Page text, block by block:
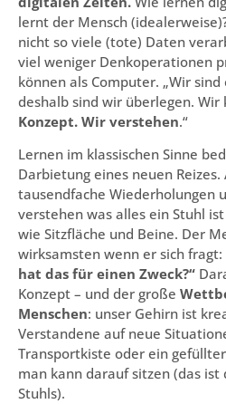
lernt der Mensch
nicht so viele (tote) Daten
viel weniger Denkoperationen
können als Computer. „Wir
deshalb sind wir überlegen.
Konzept. Wir verstehen.“
Lernen im klassischen Sinne
Darbietung eines neuen Reizes.
tausendfache Wiederholungen
verstehen was alles ein Stuhl
wie Sitzfläche und Beine. Der
wirksamsten wenn er sich fragt:
hat das für einen Zweck?“
Konzept – und der große
Menschen: unser Gehirn ist
Verstandene auf neue
Transportkiste oder ein
man kann darauf sitzen (das ist
Stuhls).